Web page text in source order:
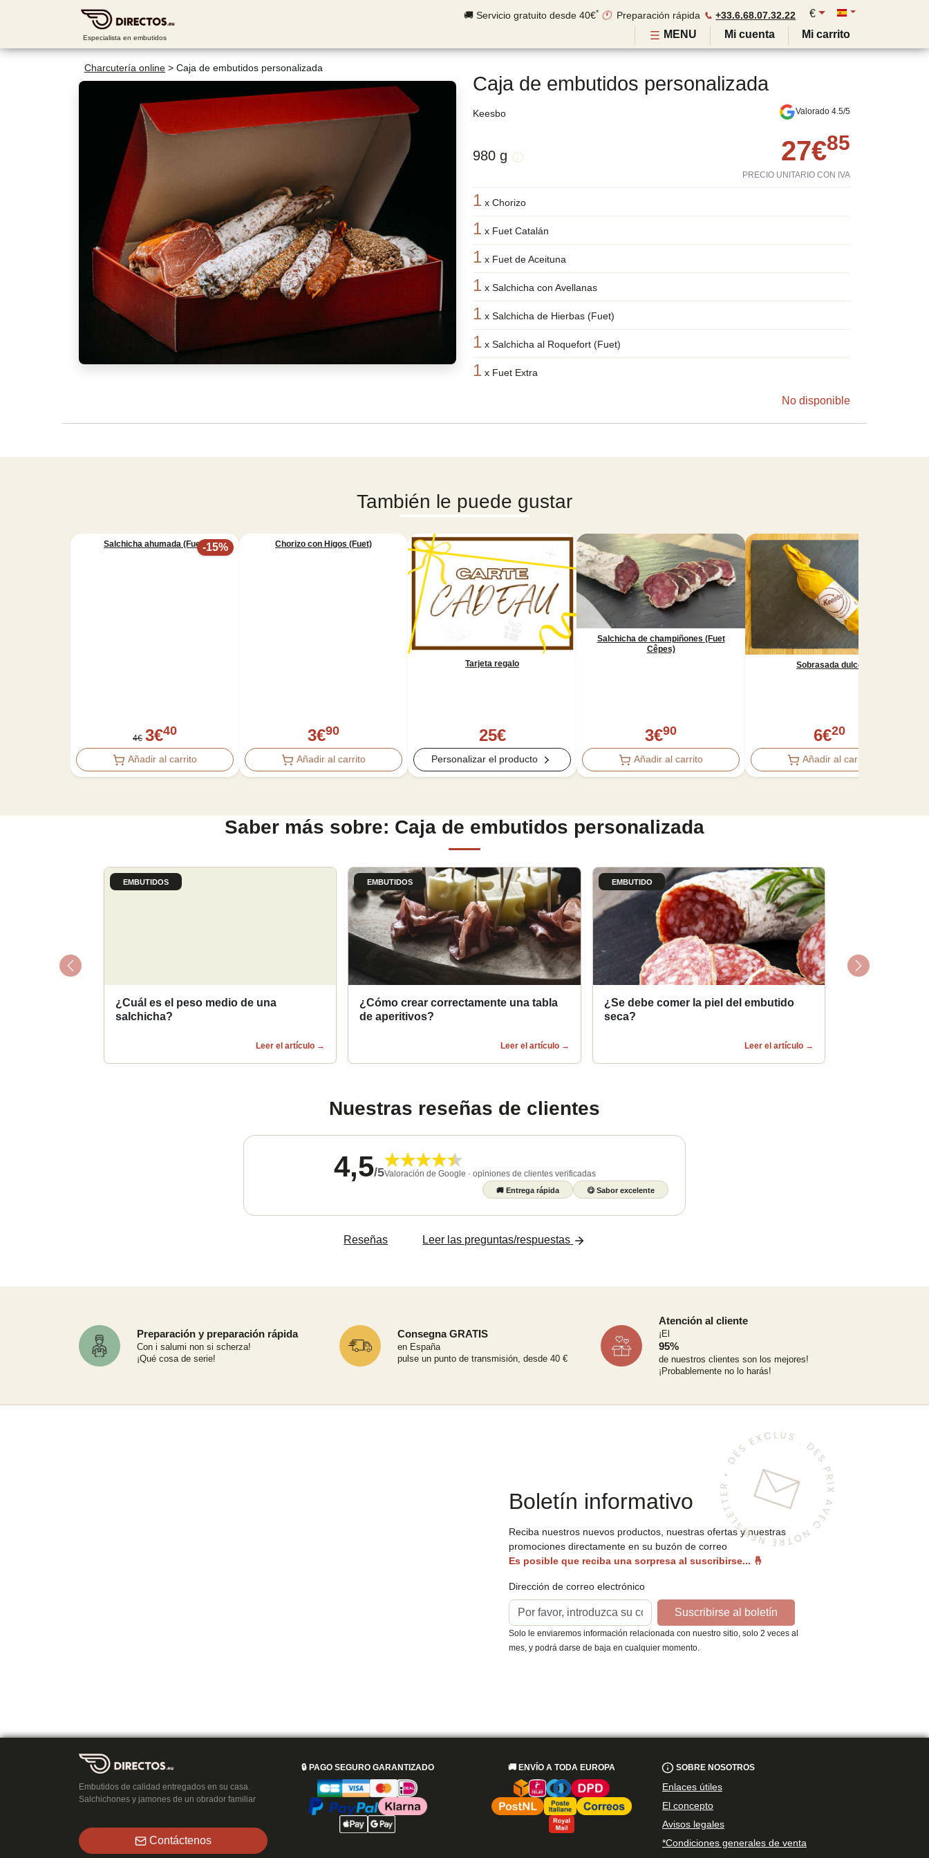
Especialista en embutidos
🚚 Servicio gratuito desde 40€* 🕚 Preparación rápida 📞+33.6.68.07.32.22
€
MENU
Mi cuenta Mi carrito
Charcutería online > Caja de embutidos personalizada
Caja de embutidos personalizada
Keesbo Valorado 4.5/5
980 g 27€85
PRECIO UNITARIO CON IVA
1 x Chorizo
1 x Fuet Catalán
1 x Fuet de Aceituna
1 x Salchicha con Avellanas
1 x Salchicha de Hierbas (Fuet)
1 x Salchicha al Roquefort (Fuet)
1 x Fuet Extra
No disponible
También le puede gustar
-15%
Salchicha ahumada (Fuet)
4€ 3€40
Añadir al carrito
Chorizo ​​con Higos (Fuet)
3€90
Añadir al carrito
Tarjeta regalo
25€
Personalizar el producto
Salchicha de champiñones (Fuet
Cêpes)
3€90
Añadir al carrito
Sobrasada dulce
6€20
Añadir al carrito
Saber más sobre: Caja de embutidos personalizada
EMBUTIDOS
¿Cuál es el peso medio de una
salchicha?
Leer el artículo →
EMBUTIDOS
¿Cómo crear correctamente una tabla
de aperitivos?
Leer el artículo→
EMBUTIDO
¿Se debe comer la piel del embutido
seca?
Leer el artículo→
Previous Next
Nuestras reseñas de clientes
4,5/5Valoración de Google · opiniones de clientes verificadas
🚚Entrega rápida 😋Sabor excelente
Reseñas Leer las preguntas/respuestas
Preparación y preparación rápida
Con i salumi non si scherza!
¡Qué cosa de serie!
Consegna GRATIS
en España
pulse un punto de transmisión, desde 40 €
Atención al cliente
¡El
95%
de nuestros clientes son los mejores!
¡Probablemente no lo harás!
Boletín informativo
Reciba nuestros nuevos productos, nuestras ofertas y nuestras
promociones directamente en su buzón de correo
Es posible que reciba una sorpresa al suscribirse... 🤞
Dirección de correo electrónico
Suscribirse al boletín
Solo le enviaremos información relacionada con nuestro sitio, solo 2 veces al
mes, y podrá darse de baja en cualquier momento.
Embutidos de calidad entregados en su casa.
Salchichones y jamones de un obrador familiar
Contáctenos
🔒 PAGO SEGURO GARANTIZADO 🚚 ENVÍO A TODA EUROPA SOBRE NOSOTROS
Enlaces útiles
El concepto
Avisos legales
*Condiciones generales de venta